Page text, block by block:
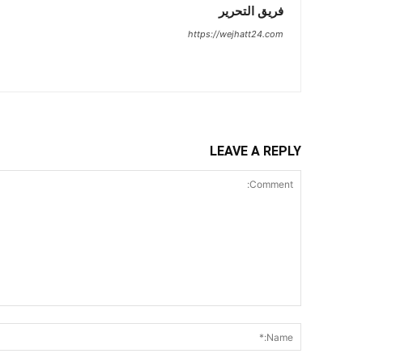
فريق التحرير
https://wejhatt24.com
LEAVE A REPLY